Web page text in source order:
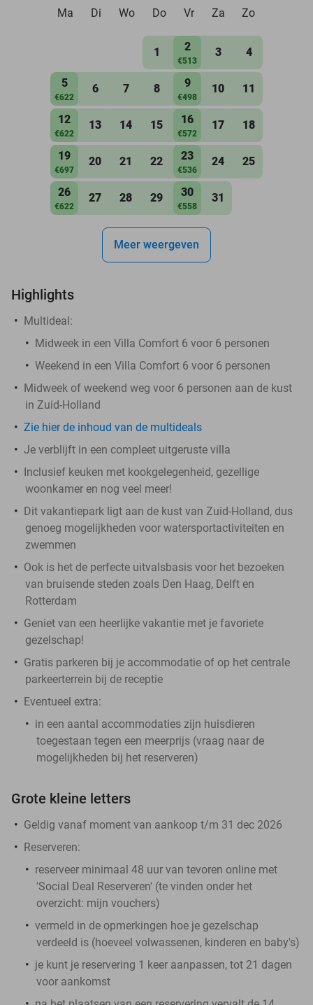
Ma
Di Wo Do Vr Za Zo
1 2
€513
3 4
5
€622
6 7 8 9
€498
10 11
12
€622
13 14 15 16
€572
17 18
19
€697
20 21 22 23
€536
24 25
26
€622
27 28 29 30
€558
31
Meer weergeven
Highlights
Multideal:
Midweek in een Villa Comfort 6 voor 6 personen
Weekend in een Villa Comfort 6 voor 6 personen
Midweek of weekend weg voor 6 personen aan de kust
in Zuid-Holland
Zie hier de inhoud van de multideals
Je verblijft in een compleet uitgeruste villa
Inclusief keuken met kookgelegenheid, gezellige
woonkamer en nog veel meer!
Dit vakantiepark ligt aan de kust van Zuid-Holland, dus
genoeg mogelijkheden voor watersportactiviteiten en
zwemmen
Ook is het de perfecte uitvalsbasis voor het bezoeken
van bruisende steden zoals Den Haag, Delft en
Rotterdam
Geniet van een heerlijke vakantie met je favoriete
gezelschap!
Gratis parkeren bij je accommodatie of op het centrale
parkeerterrein bij de receptie
Eventueel extra:
in een aantal accommodaties zijn huisdieren
toegestaan tegen een meerprijs (vraag naar de
mogelijkheden bij het reserveren)
Grote kleine letters
Geldig vanaf moment van aankoop t/m 31 dec 2026
Reserveren:
reserveer minimaal 48 uur van tevoren online met
'Social Deal Reserveren' (te vinden onder het
overzicht: mijn vouchers)
vermeld in de opmerkingen hoe je gezelschap
verdeeld is (hoeveel volwassenen, kinderen en baby's)
je kunt je reservering 1 keer aanpassen, tot 21 dagen
voor aankomst